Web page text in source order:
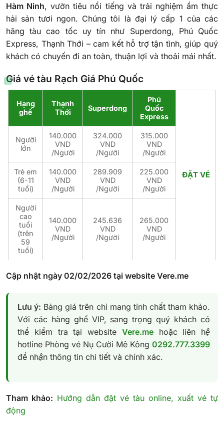
Hàm Ninh, vườn tiêu nổi tiếng và trải nghiệm ẩm thực
hải sản tươi ngon. Chúng tôi là đại lý cấp 1 của các
hãng tàu cao tốc uy tín như Superdong, Phú Quốc
Express, Thạnh Thới – cam kết hỗ trợ tận tình, giúp quý
khách có chuyến đi an toàn, thuận lợi và thoải mái nhất.
Giá vé tàu Rạch Giá Phú Quốc
Hạng
ghế
Thạnh
Thới
Superdong
Phú
Quốc
Express
ĐẶT VÉ
Người
lớn
140.000
VND
/Người
324.000
VND
/Người
315.000
VND
/Người
Trẻ em
(6-11
tuổi)
140.000
VND
/Người
289.909
VND
/Người
225.000
VND
/Người
Người
cao
tuổi
(trên
59
tuổi)
140.000
VND
/Người
245.636
VND
/Người
265.000
VND
/Người
Cập nhật ngày 02/02/2026 tại website Vere.me
Lưu ý: Bảng giá trên chỉ mang tính chất tham khảo.
Với các hàng ghế VIP, sang trọng quý khách có
thể kiểm tra tại website Vere.mehoặc liên hệ
hotline Phòng vé Nụ Cười Mê Kông 0292.777.3399
để nhận thông tin chi tiết và chính xác.
Tham khảo: Hướng dẫn đặt vé tàu online, xuất vé tự
động